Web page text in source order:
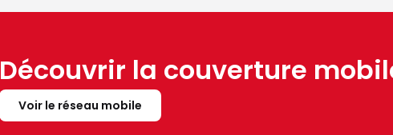
Découvrir la couverture
Voir le réseau mobile